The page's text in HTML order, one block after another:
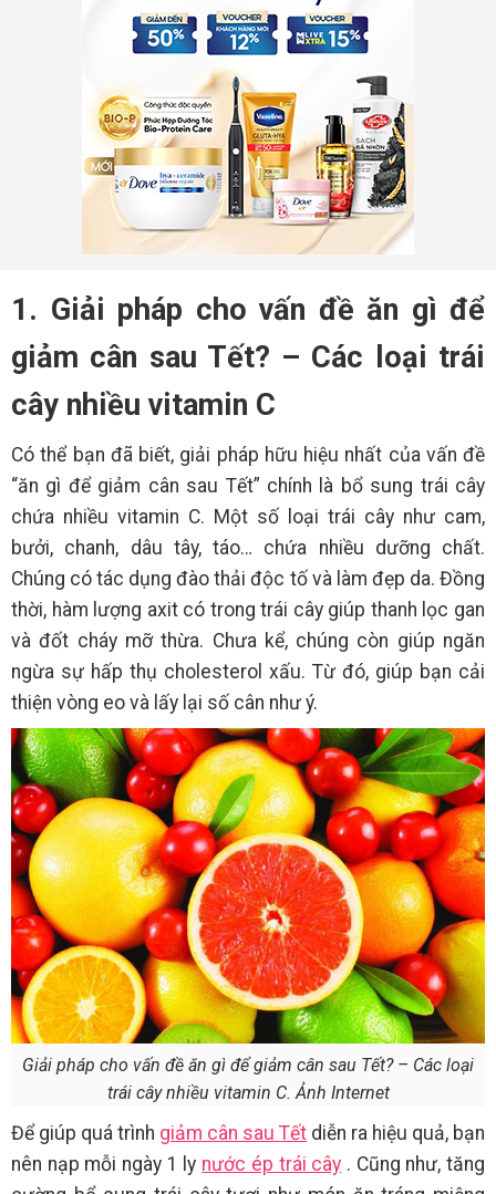
1. Giải pháp cho vấn đề ăn gì để
giảm cân sau Tết? – Các loại trái
cây nhiều vitamin C
Có thể bạn đã biết, giải pháp hữu hiệu nhất của vấn đề
“ăn gì để giảm cân sau Tết” chính là bổ sung trái cây
chứa nhiều vitamin C. Một số loại trái cây như cam,
bưởi, chanh, dâu tây, táo… chứa nhiều dưỡng chất.
Chúng có tác dụng đào thải độc tố và làm đẹp da. Đồng
thời, hàm lượng axit có trong trái cây giúp thanh lọc gan
và đốt cháy mỡ thừa. Chưa kể, chúng còn giúp ngăn
ngừa sự hấp thụ cholesterol xấu. Từ đó, giúp bạn cải
thiện vòng eo và lấy lại số cân như ý.
Giải pháp cho vấn đề ăn gì để giảm cân sau Tết? – Các loại
trái cây nhiều vitamin C. Ảnh Internet
Để giúp quá trình giảm cân sau Tết diễn ra hiệu quả, bạn
nên nạp mỗi ngày 1 ly nước ép trái cây . Cũng như, tăng